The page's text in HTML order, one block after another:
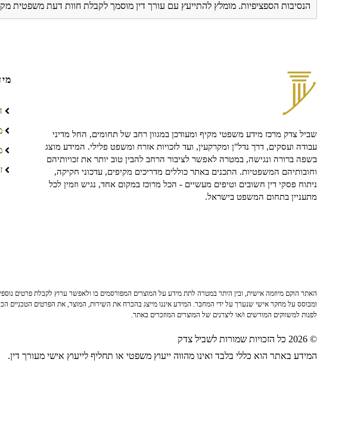
הנסיבות הספציפיות. מומלץ להתייעץ עם עורך דין מוסמך לקבלת חוות דעת משפטית
שביל צדק מרכז מידע משפטי מקיף ומעודכן במגוון רחב של תחומים, החל מדיני
עבודה ועסקים, דרך נדל"ן ומקרקעין, ועד לזכויות אזרח ומשפט פלילי. המידע מוצג
בשפה ברורה ונגישה, במטרה לאפשר לציבור הרחב להבין טוב יותר את זכויותיהם
וחובותיהם המשפטיות. התכנים באתר כוללים מדריכים מקיפים, עדכוני חקיקה,
ניתוח פסקי דין חשובים וטיפים מעשיים - הכל מרוכז במקום אחד, נגיש וזמין לכל
מתעניין בתחום המשפט בישראל.
האתר הוקם מיוזמה אישית, ובין היתר במטרה לתת מידע על המוצרים המפורסמים בו ולאפשר ערוץ לקבלת פרטים
ומבוסס על מחקר אישי שנערך על ידי המחבר. המידע איננו מייצג בהכרח את השירות, המוצר, את הפרטים הטכניים
לפנות למשווקים המורשים ו/או ליצרנים של המוצרים המוזכרים באתר.
© 2026 כל הזכויות שמורות לשביל צדק
המידע באתר הוא כללי בלבד ואינו מהווה ייעוץ משפטי או תחליף לייעוץ אישי מעורך דין.